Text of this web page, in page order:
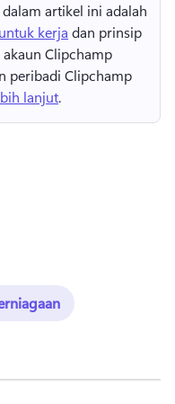
artikel ini adalah
kerja ⁠ dan prinsip
Clipchamp
peribadi Clipchamp
lanjut.